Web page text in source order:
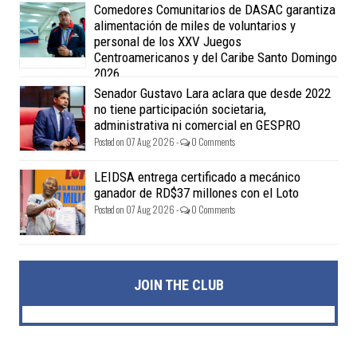
Comedores Comunitarios de DASAC garantiza
alimentación de miles de voluntarios y
personal de los XXV Juegos
Centroamericanos y del Caribe Santo Domingo
2026
Posted on 07 Aug 2026 - 0 Comments
Senador Gustavo Lara aclara que desde 2022
no tiene participación societaria,
administrativa ni comercial en GESPRO
Posted on 07 Aug 2026 - 0 Comments
LEIDSA entrega certificado a mecánico
ganador de RD$37 millones con el Loto
Posted on 07 Aug 2026 - 0 Comments
JOIN THE CLUB